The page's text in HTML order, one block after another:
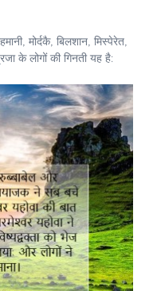
मोर्दकै, बिलशान, मिस्पेरेत,
के लोगों की गिनती यह है: